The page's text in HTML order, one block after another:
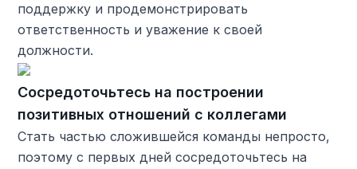
поддержку и продемонстрировать
ответственность и уважение к своей
должности.
Сосредоточьтесь на построении
позитивных отношений с коллегами
Стать частью сложившейся команды непросто,
поэтому с первых дней сосредоточьтесь на